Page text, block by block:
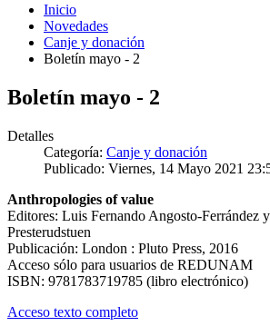
Inicio
Novedades
Canje y donación
Boletín mayo - 2
Boletín mayo - 2
Detalles
Categoría: Canje y donación
Publicado: Viernes, 14 Mayo 2021
Anthropologies of value
Editores: Luis Fernando Angosto-Ferrández
Presterudstuen
Publicación: London : Pluto Press, 2016
Acceso sólo para usuarios de REDUNAM
ISBN: 9781783719785 (libro electrónico)
Acceso texto completo